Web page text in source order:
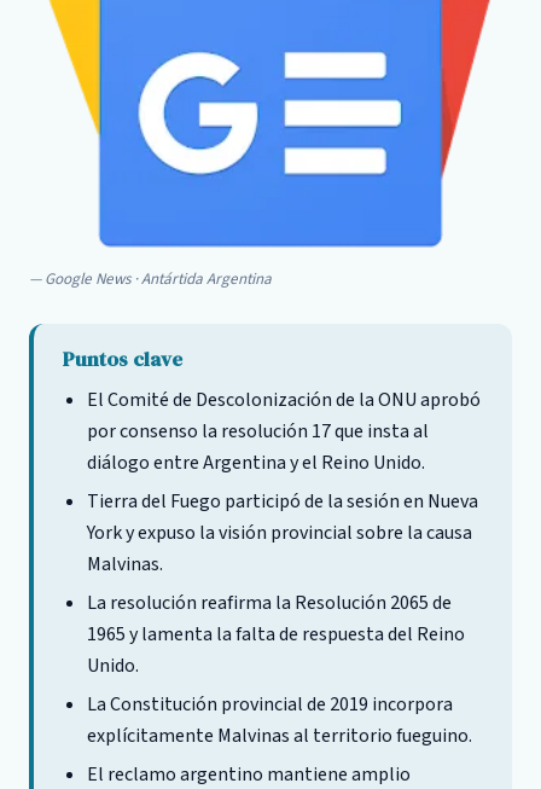
Google News · Antártida Argentina
Puntos clave
El Comité de Descolonización de la ONU aprobó
por consenso la resolución 17 que insta al
diálogo entre Argentina y el Reino Unido.
Tierra del Fuego participó de la sesión en Nueva
York y expuso la visión provincial sobre la causa
Malvinas.
La resolución reafirma la Resolución 2065 de
1965 y lamenta la falta de respuesta del Reino
Unido.
La Constitución provincial de 2019 incorpora
explícitamente Malvinas al territorio fueguino.
El reclamo argentino mantiene amplio